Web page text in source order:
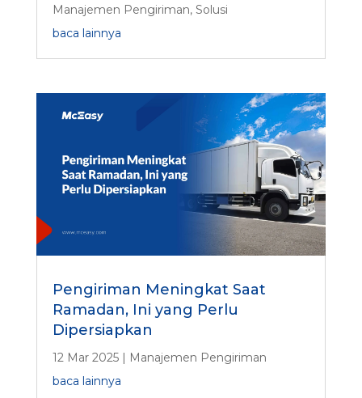
Manajemen Pengiriman, Solusi
baca lainnya
Pengiriman Meningkat Saat
Ramadan, Ini yang Perlu
Dipersiapkan
12 Mar 2025|
Manajemen Pengiriman
baca lainnya